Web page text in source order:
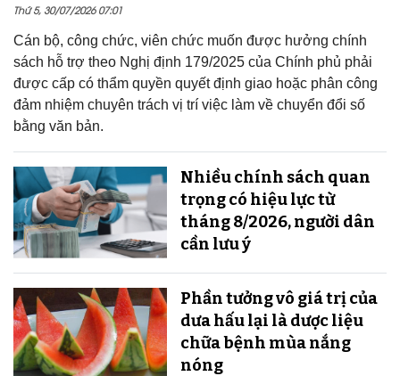
Thứ 5, 30/07/2026 07:01
Cán bộ, công chức, viên chức muốn được hưởng chính
sách hỗ trợ theo Nghị định 179/2025 của Chính phủ phải
được cấp có thẩm quyền quyết định giao hoặc phân công
đảm nhiệm chuyên trách vị trí việc làm về chuyển đổi số
bằng văn bản.
Nhiều chính sách quan
trọng có hiệu lực từ
tháng 8/2026, người dân
cần lưu ý
Phần tưởng vô giá trị của
dưa hấu lại là dược liệu
chữa bệnh mùa nắng
nóng